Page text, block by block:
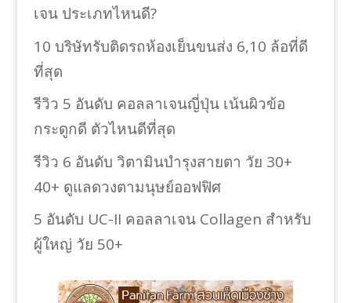
เจน ประเภทไหนดี?
10 บริษัทรับติดรถห้องเย็นขนส่ง 6,10 ล้อที่ดี
ที่สุด
รีวิว 5 อันดับ คอลลาเจนญี่ปุ่น เน้นผิวข้อ
กระดูกดี ตัวไหนดีที่สุด
รีวิว 6 อันดับ วิตามินบำรุงสายตา วัย 30+
40+ ดูแลดวงตามนุษย์ออฟฟิศ
5 อันดับ UC-II คอลลาเจน Collagen สำหรับ
ผู้ใหญ่ วัย 50+